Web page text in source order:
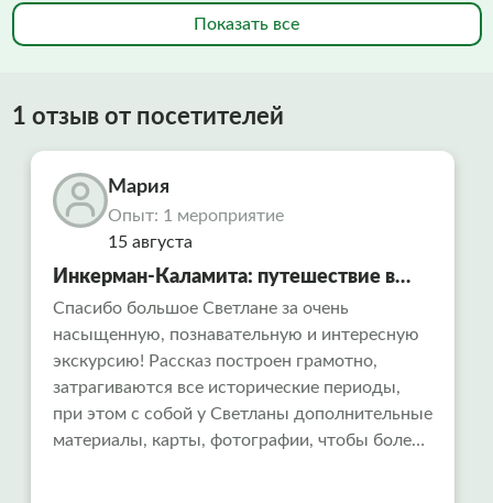
Показать все
1 отзыв от посетителей
Мария
Опыт: 1 мероприятие
15 августа
Инкерман-Каламита: путешествие в
«Русский Афон» и тайны
средневековой крепости
Спасибо большое Светлане за очень
насыщенную, познавательную и интересную
экскурсию! Рассказ построен грамотно,
затрагиваются все исторические периоды,
при этом с собой у Светланы дополнительные
материалы, карты, фотографии, чтобы более